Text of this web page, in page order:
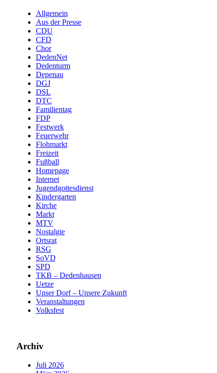
Allgemein
Aus der Presse
CDU
CFD
Chor
DedenNet
Dedenturm
Depenau
DGJ
DSL
DTC
Familientag
FDP
Festwerk
Feuerwehr
Flohmarkt
Freizeit
Fußball
Homepage
Internet
Jugendgottesdienst
Kindergarten
Kirche
Markt
MTV
Nostalgie
Ortsrat
RSG
SoVD
SPD
TKB – Dedenhausen
Uetze
Unser Dorf – Unsere Zukunft
Veranstaltungen
Volksfest
Archiv
Juli 2026